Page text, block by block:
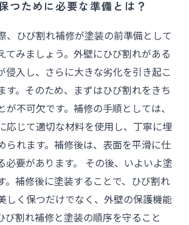
つために必要な準備とは？
、ひび割れ補修が塗装の前準備として
てみましょう。外壁にひび割れがある
侵入し、さらに大きな劣化を引き起こ
す。そのため、まずはひび割れをきち
が不可欠です。補修の手順としては、
応じて適切な材料を使用し、丁寧に埋
られます。補修後は、表面を平滑に仕
必要があります。 その後、いよいよ塗
。補修後に塗装することで、ひび割れ
しく保つだけでなく、外壁の保護機能
び割れ補修と塗装の順序を守ること